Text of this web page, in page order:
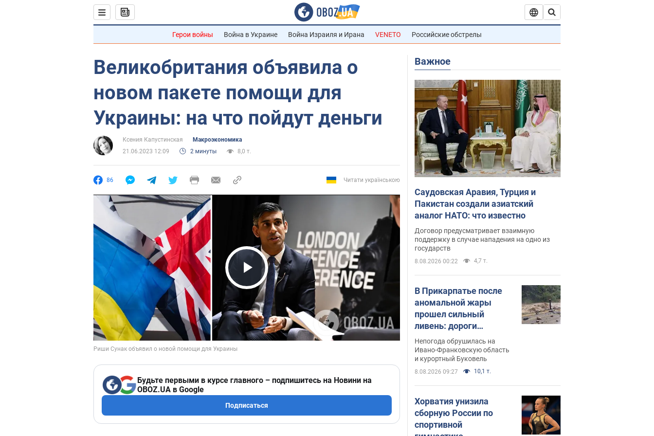
Герои войны Война в Украине Война Израиля и Ирана VENETO Российские обстрелы
Великобритания объявила о
новом пакете помощи для
Украины: на что пойдут деньги
Ксения Капустинская
Mакроэкономика
21.06.2023 12:09
2 минуты 8,0 т.
86 Читати українською
Play Video
Будьте первыми в курсе главного – подпишитесь на Новини на
OBOZ.UA в Google
Подписаться
Важное
Саудовская Аравия, Турция и
Пакистан создали азиатский
аналог НАТО: что известно
Договор предусматривает взаимную
поддержку в случае нападения на одно из
государств
8.08.2026 00:22 4,7 т.
В Прикарпатье после
аномальной жары
прошел сильный
ливень: дороги
превратились в реки.
Видео
Непогода обрушилась на
Ивано-Франковскую область
и курортный Буковель
8.08.2026 09:27 10,1 т.
Хорватия унизила
сборную России по
спортивной